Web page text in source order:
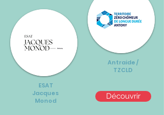
ESAT
Jacques
Monod
Antraide /
TZCLD
Découvrir